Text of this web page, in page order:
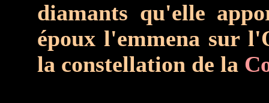
diamants qu'elle
époux l'emmena sur
la constellation de la